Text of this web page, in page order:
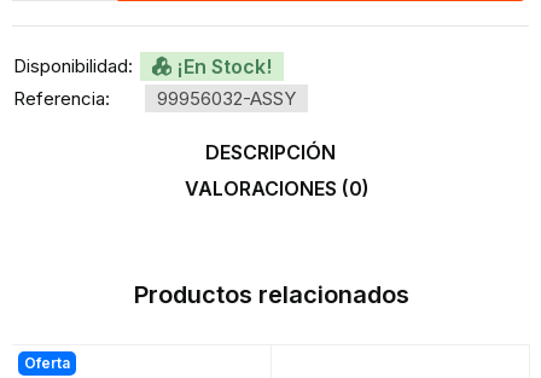
Disponibilidad: ¡En Stock!
Referencia: 99956032-ASSY
DESCRIPCIÓN
VALORACIONES (0)
Productos relacionados
Oferta